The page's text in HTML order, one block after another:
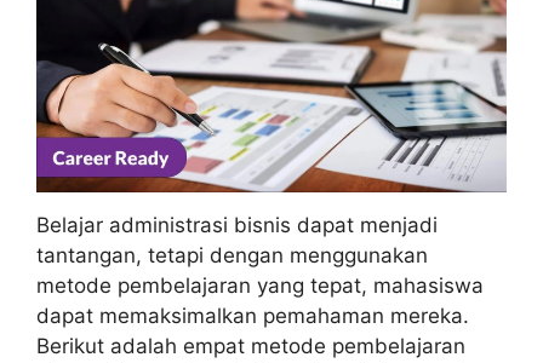
Belajar administrasi bisnis dapat menjadi
tantangan, tetapi dengan menggunakan
metode pembelajaran yang tepat, mahasiswa
dapat memaksimalkan pemahaman mereka.
Berikut adalah empat metode pembelajaran